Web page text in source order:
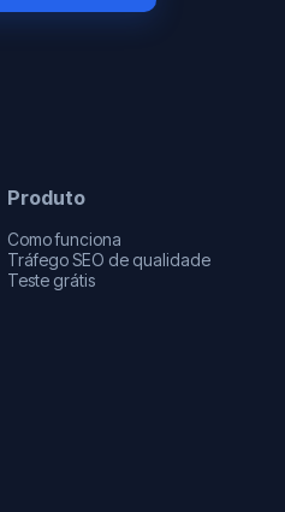
Produto
Como funciona
Tráfego SEO de qualidade
Teste grátis